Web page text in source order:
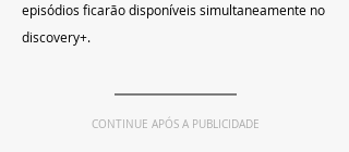
episódios ficarão disponíveis simultaneamente no
discovery+.
CONTINUE APÓS A PUBLICIDADE